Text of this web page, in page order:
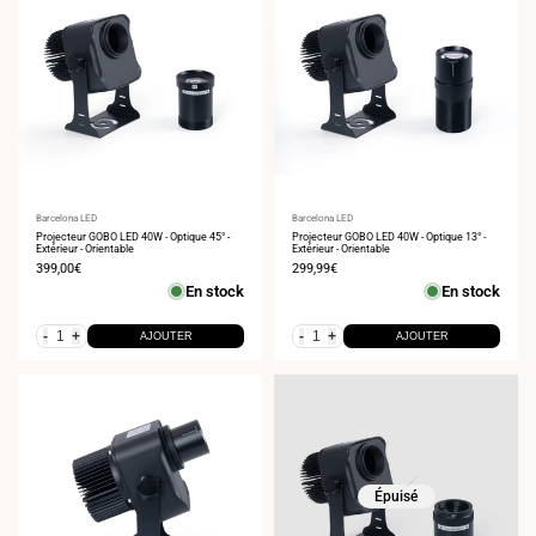
Fournisseur
:
Barcelona LED
Projecteur GOBO LED 40W - Optique 45° -
Extérieur - Orientable
Prix
399,00€
En stock
- + AJOUTER
Fournisseur
:
Barcelona LED
Projecteur GOBO LED 40W - Optique 13° -
Extérieur - Orientable
Prix
299,99€
En stock
- + AJOUTER
Épuisé